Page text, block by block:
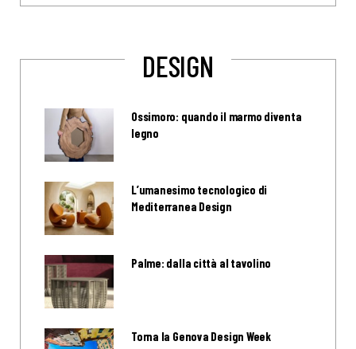
DESIGN
Ossimoro: quando il marmo diventa
legno
L’umanesimo tecnologico di
Mediterranea Design
Palme: dalla città al tavolino
Torna la Genova Design Week